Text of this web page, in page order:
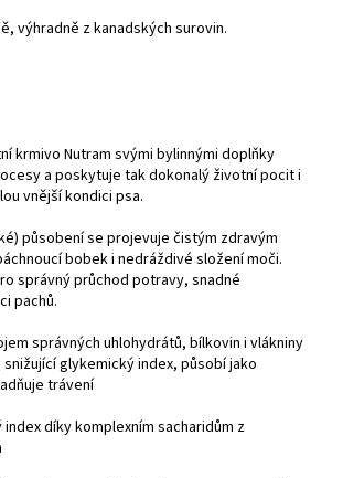
výhradně z kanadských surovin.
krmivo Nutram svými bylinnými doplňky
a poskytuje tak dokonalý životní pocit i
vnější kondici psa.
působení se projevuje čistým zdravým
bobek i nedráždivé složení moči.
správný průchod potravy, snadné
pachů.
správných uhlohydrátů, bílkovin i vlákniny
glykemický index, působí jako
trávení
díky komplexním sacharidům z